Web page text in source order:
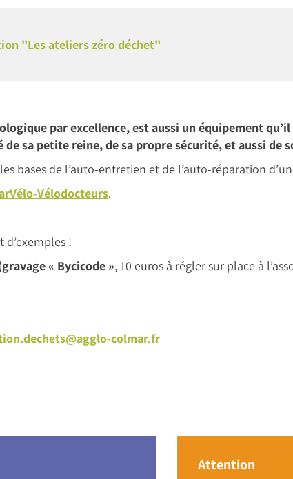
"Les ateliers zéro déchet"
par excellence, est aussi un équipement
sa petite reine, de sa propre sécurité, et aussi de
bases de l’auto-entretien et de l’auto-réparation
Vélodocteurs.
d’exemples !
« Bycicode », 10 euros à régler sur place à
colmar.fr
Attention